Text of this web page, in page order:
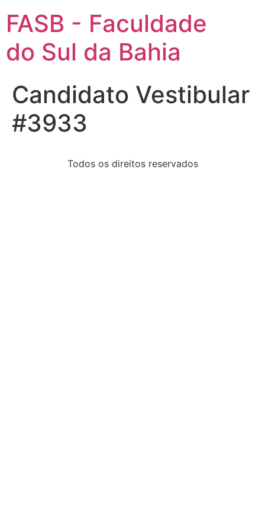
FASB - Faculdade
do Sul da Bahia
Candidato Vestibular
#3933
Todos os direitos reservados